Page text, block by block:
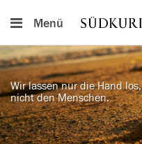
Menü
Wir lassen nur die Hand los,
nicht den Menschen.